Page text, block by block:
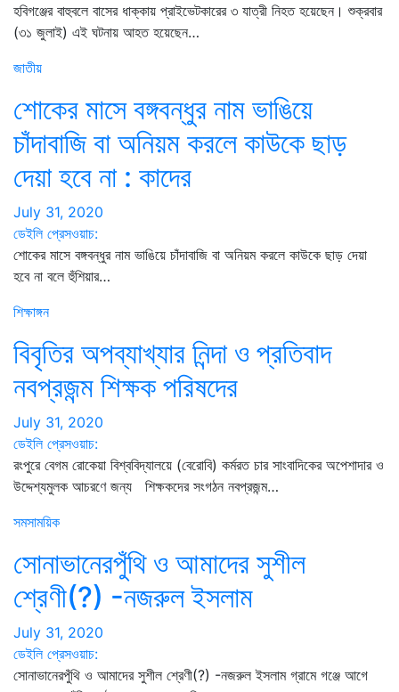
হবিগঞ্জের বাহুবলে বাসের ধাক্কায় প্রাইভেটকারের ৩ যাত্রী নিহত হয়েছেন। শুক্রবার
(৩১ জুলাই) এই ঘটনায় আহত হয়েছেন…
জাতীয়
শোকের মাসে বঙ্গবন্ধুর নাম ভাঙিয়ে
চাঁদাবাজি বা অনিয়ম করলে কাউকে ছাড়
দেয়া হবে না : কাদের
July 31, 2020
ডেইলি প্রেসওয়াচ:
শোকের মাসে বঙ্গবন্ধুর নাম ভাঙিয়ে চাঁদাবাজি বা অনিয়ম করলে কাউকে ছাড় দেয়া
হবে না বলে হুঁশিয়ার…
শিক্ষাঙ্গন
বিবৃতির অপব্যাখ্যার নিন্দা ও প্রতিবাদ
নবপ্রজন্ম শিক্ষক পরিষদের
July 31, 2020
ডেইলি প্রেসওয়াচ:
রংপুরে বেগম রোকেয়া বিশ্ববিদ্যালয়ে (বেরোবি) কর্মরত চার সাংবাদিকের অপেশাদার ও
উদ্দেশ্যমুলক আচরণে জন্য শিক্ষকদের সংগঠন নবপ্রজন্ম…
সমসাময়িক
সোনাভানেরপুঁথি ও আমাদের সুশীল
শ্রেণী(?) -নজরুল ইসলাম
July 31, 2020
ডেইলি প্রেসওয়াচ:
সোনাভানেরপুঁথি ও আমাদের সুশীল শ্রেণী(?) -নজরুল ইসলাম গ্রামে গঞ্জে আগে